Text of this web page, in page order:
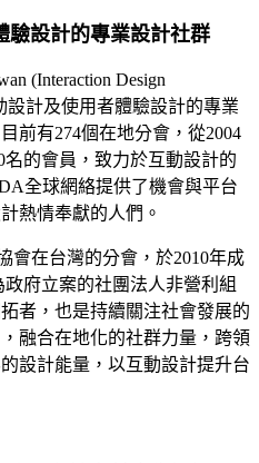
驗設計的專業設計社群
(Interaction Design
設計及使用者體驗設計的專業
前有274個在地分會，從2004
的會員，致力於互動設計的
全球網絡提供了機會與平台
熱情奉獻的人們。
會在台灣的分會，於2010年成
府立案的社團法人非營利組
者，也是持續關注社會發展的
融合在地化的社群力量，跨領
設計能量，以互動設計提升台